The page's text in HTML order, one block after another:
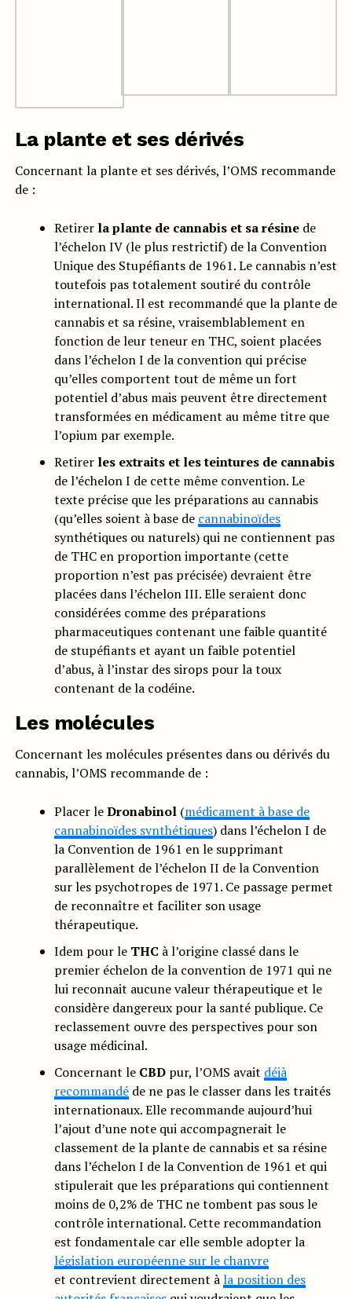
La plante et ses dérivés
Concernant la plante et ses dérivés, l’OMS recommande
de :
Retirer la plante de cannabis et sa résinede
l’échelon IV (le plus restrictif) de la Convention
Unique des Stupéfiants de 1961. Le cannabis n’est
toutefois pas totalement soutiré du contrôle
international. Il est recommandé que la plante de
cannabis et sa résine, vraisemblablement en
fonction de leur teneur en THC, soient placées
dans l’échelon I de la convention qui précise
qu’elles comportent tout de même un fort
potentiel d’abus mais peuvent être directement
transformées en médicament au même titre que
l’opium par exemple.
Retirer les extraits et les teintures de cannabis
de l’échelon I de cette même convention. Le
texte précise que les préparations au cannabis
(qu’elles soient à base de cannabinoïdes
synthétiques ou naturels) qui ne contiennent pas
de THC en proportion importante (cette
proportion n’est pas précisée) devraient être
placées dans l’échelon III. Elle seraient donc
considérées comme des préparations
pharmaceutiques contenant une faible quantité
de stupéfiants et ayant un faible potentiel
d’abus, à l’instar des sirops pour la toux
contenant de la codéine.
Les molécules
Concernant les molécules présentes dans ou dérivés du
cannabis, l’OMS recommande de :
Placer leDronabinol(médicament à base de
cannabinoïdes synthétiques) dans l’échelon I de
la Convention de 1961 en le supprimant
parallèlement de l’échelon II de la Convention
sur les psychotropes de 1971. Ce passage permet
de reconnaître et faciliter son usage
thérapeutique.
Idem pour le THC à l’origine classé dans le
premier échelon de la convention de 1971 qui ne
lui reconnait aucune valeur thérapeutique et le
considère dangereux pour la santé publique. Ce
reclassement ouvre des perspectives pour son
usage médicinal.
Concernant le CBD pur, l’OMS avait déjà
recommandéde ne pas le classer dans les traités
internationaux. Elle recommande aujourd’hui
l’ajout d’une note qui accompagnerait le
classement de la plante de cannabis et sa résine
dans l’échelon I de la Convention de 1961 et qui
stipulerait que les préparations qui contiennent
moins de 0,2% de THC ne tombent pas sous le
contrôle international. Cette recommandation
est fondamentale car elle semble adopter la
législation européenne sur le chanvre
et contrevient directement àla position des